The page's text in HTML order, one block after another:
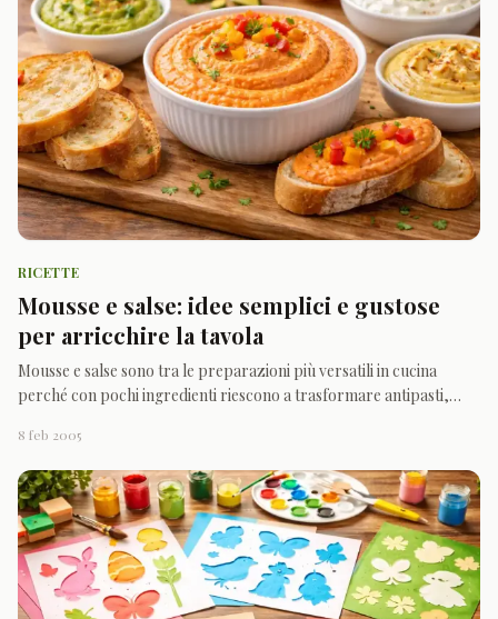
RICETTE
Mousse e salse: idee semplici e gustose
per arricchire la tavola
Mousse e salse sono tra le preparazioni più versatili in cucina
perché con pochi ingredienti riescono a trasformare antipasti,
sono ricette che nascono per accompagnare, altre che diventano
protagoniste di tartine, crostini, verdure
8 feb 2005